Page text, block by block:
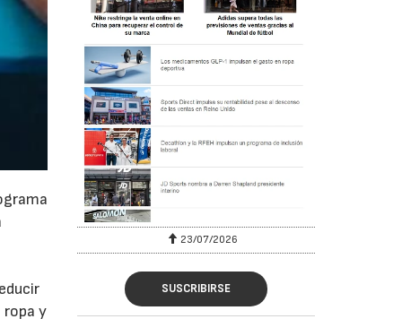
y
30/07/2026
SUSCRIBIRSE